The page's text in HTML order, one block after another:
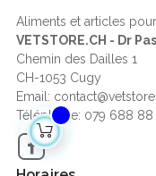
Aliments et articles
VETSTORE.CH - Dr
Chemin des Dailles 1
CH-1053 Cugy
Email:
Téléphone: 079 688 88
Facebook